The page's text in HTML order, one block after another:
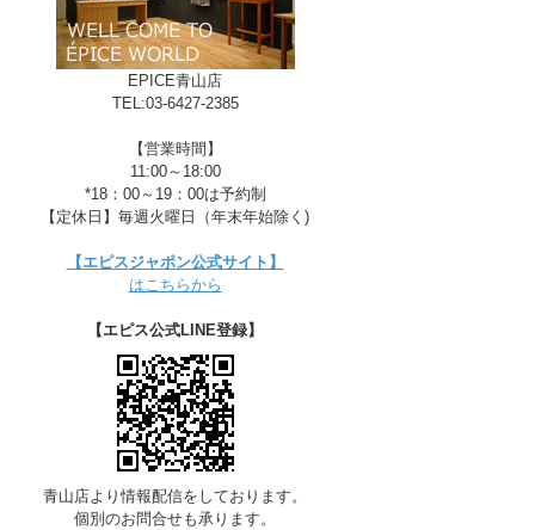
B-DUSK
EPICE青山店
TEL:03-6427-2385
【営業時間】
11:00～18:00
*18：00～19：00は予約制
【定休日】毎週火曜日（年末年始除く)
【エピスジャポン公式サイト】
はこちらから
【エピス公式LINE登録】
青山店より情報配信をしております。
個別のお問合せも承ります。